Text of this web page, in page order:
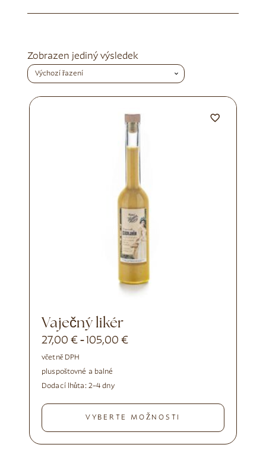
Zobrazen jediný výsledek
Vaječný likér
27,00€ -105,00€
včetně DPH
pluspoštovné a balné
Dodací lhůta: 2–4 dny
VYBERTE MOŽNOSTI